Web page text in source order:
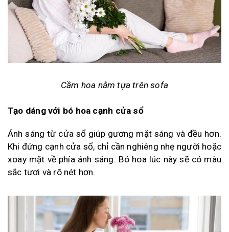
Cầm hoa nằm tựa trên sofa
Tạo dáng với bó hoa cạnh cửa sổ
Ánh sáng từ cửa sổ giúp gương mặt sáng và đều hơn.
Khi đứng cạnh cửa sổ, chỉ cần nghiêng nhẹ người hoặc
xoay mặt về phía ánh sáng. Bó hoa lúc này sẽ có màu
sắc tươi và rõ nét hơn.